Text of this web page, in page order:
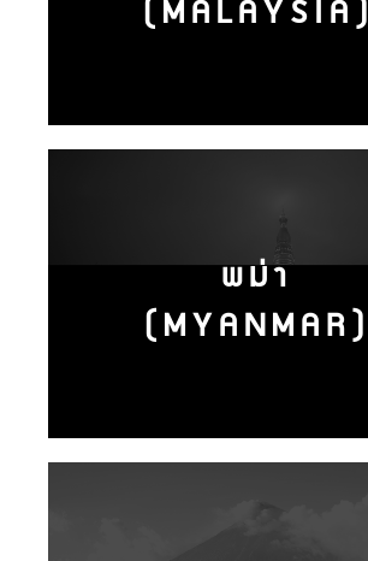
(MALAYSIA)
พม่า
(MYANMAR)